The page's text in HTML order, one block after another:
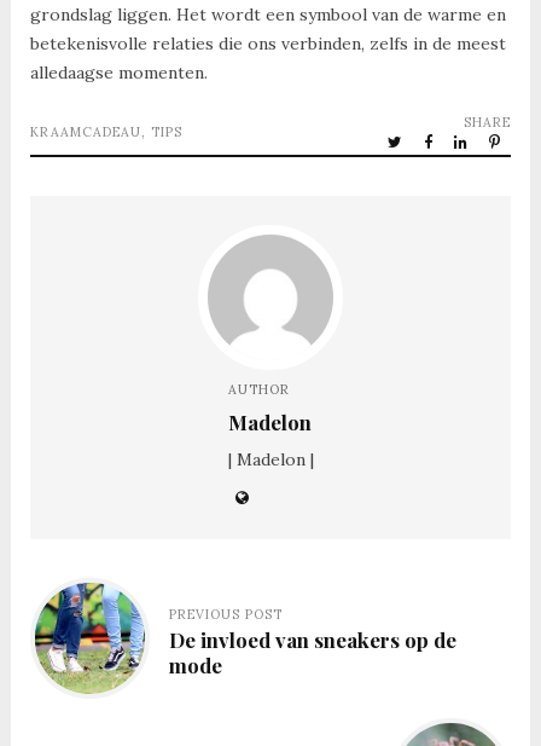
grondslag liggen. Het wordt een symbool van de warme en
betekenisvolle relaties die ons verbinden, zelfs in de meest
alledaagse momenten.
KRAAMCADEAU, TIPS
SHARE
AUTHOR
Madelon
| Madelon |
PREVIOUS POST
De invloed van sneakers op de
mode